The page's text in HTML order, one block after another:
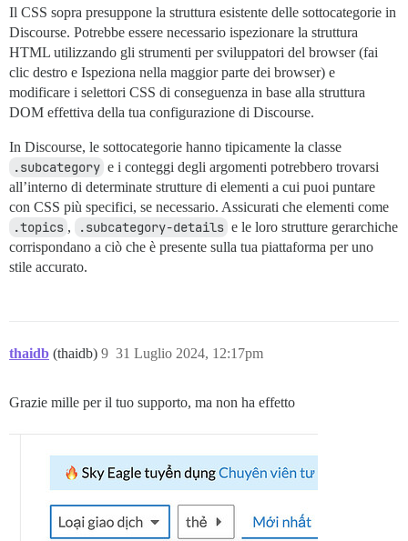
Il CSS sopra presuppone la struttura esistente delle sottocategorie in
Discourse. Potrebbe essere necessario ispezionare la struttura
HTML utilizzando gli strumenti per sviluppatori del browser (fai
clic destro e Ispeziona nella maggior parte dei browser) e
modificare i selettori CSS di conseguenza in base alla struttura
DOM effettiva della tua configurazione di Discourse.
In Discourse, le sottocategorie hanno tipicamente la classe
.subcategory e i conteggi degli argomenti potrebbero trovarsi
all’interno di determinate strutture di elementi a cui puoi puntare
con CSS più specifici, se necessario. Assicurati che elementi come
.topics , .subcategory-details e le loro strutture gerarchiche
corrispondano a ciò che è presente sulla tua piattaforma per uno
stile accurato.
thaidb (thaidb) 31 Luglio 2024, 12:17pm
9
Grazie mille per il tuo supporto, ma non ha effetto